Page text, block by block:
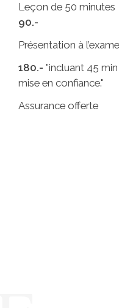
Leçon de 50 minutes
90.-
Présentation à
180.- "incluant 45
mise en confiance."
Assurance offerte